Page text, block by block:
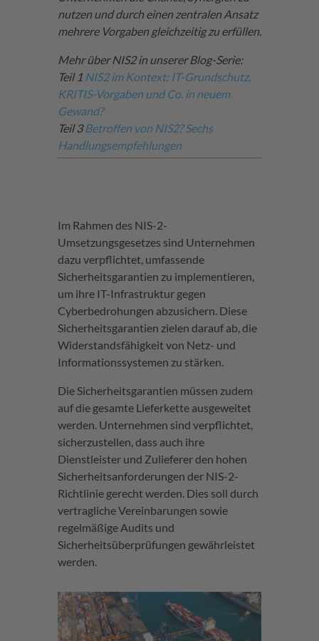
nutzen und durch einen zentralen Ansatz
mehrere Vorgaben gleichzeitig zu erfüllen.
Mehr über NIS2 in unserer Blog-Serie:
Teil 1 NIS2 im Kontext: IT-Grundschutz,
KRITIS-Vorgaben und Co. in neuem
Gewand?
Teil 3Betroffen von NIS2? Sechs
Handlungsempfehlungen
​Im Rahmen des NIS-2-
Umsetzungsgesetzes sind Unternehmen
dazu verpflichtet, umfassende
Sicherheitsgarantien zu implementieren,
um ihre IT-Infrastruktur gegen
Cyberbedrohungen abzusichern. Diese
Sicherheitsgarantien zielen darauf ab, die
Widerstandsfähigkeit von Netz- und
Informationssystemen zu stärken.
Die Sicherheitsgarantien müssen zudem
auf die gesamte Lieferkette ausgeweitet
werden. Unternehmen sind verpflichtet,
sicherzustellen, dass auch ihre
Dienstleister und Zulieferer den hohen
Sicherheitsanforderungen der NIS-2-
Richtlinie gerecht werden. Dies soll durch
vertragliche Vereinbarungen sowie
regelmäßige Audits und
Sicherheitsüberprüfungen gewährleistet
werden.